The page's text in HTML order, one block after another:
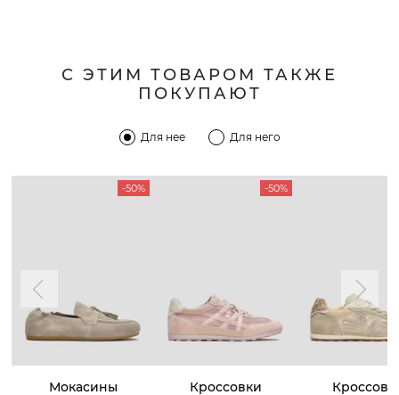
С ЭТИМ ТОВАРОМ ТАКЖЕ
ПОКУПАЮТ
Для нее Для него
-50%
Мокасины
-50%
Кроссовки